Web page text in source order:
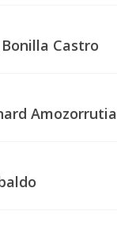
Castro
Amozorrutia